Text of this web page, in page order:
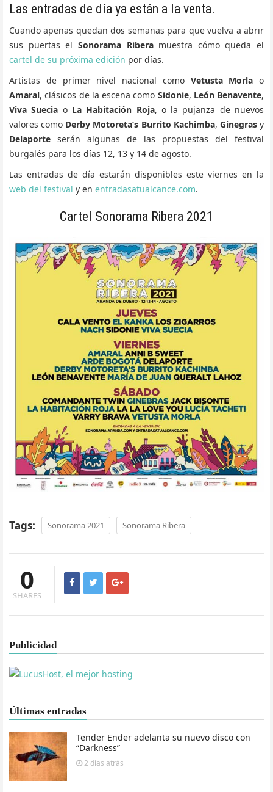
Las entradas de día ya están a la venta.
Cuando apenas quedan dos semanas para que vuelva a abrir
sus puertas el Sonorama Riberamuestra cómo queda el
cartel de su próxima edición por días.
Artistas de primer nivel nacional como Vetusta Morla o
Amaral, clásicos de la escena como Sidonie, León Benavente,
Viva Suecia o La Habitación Roja, o la pujanza de nuevos
valores como Derby Motoreta’s Burrito Kachimba, Ginegrasy
Delaporte serán algunas de las propuestas del festival
burgalés para los días 12, 13 y 14 de agosto.
Las entradas de día estarán disponibles este viernes en la
web del festival y en entradasatualcance.com.
Cartel Sonorama Ribera 2021
Tags: Sonorama 2021 Sonorama Ribera
0
SHARES
Publicidad
Últimas entradas
Tender Ender adelanta su nuevo disco con
“Darkness”
2 días atrás